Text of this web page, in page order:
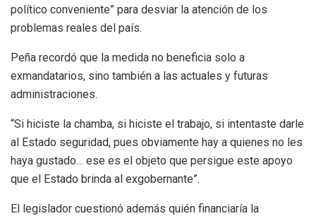
político conveniente” para desviar la atención de los
problemas reales del país.
Peña recordó que la medida no beneficia solo a
exmandatarios, sino también a las actuales y futuras
administraciones.
“Si hiciste la chamba, si hiciste el trabajo, si intentaste darle
al Estado seguridad, pues obviamente hay a quienes no les
haya gustado… ese es el objeto que persigue este apoyo
que el Estado brinda al exgobernante”.
El legislador cuestionó además quién financiaría la